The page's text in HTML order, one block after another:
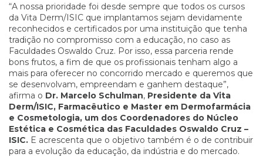
“A nossa prioridade foi desde sempre que todos os cursos
da Vita Derm/ISIC que implantamos sejam devidamente
reconhecidos e certificados por uma instituição que tenha
tradição no compromisso com a educação, no caso as
Faculdades Oswaldo Cruz. Por isso, essa parceria rende
bons frutos, a fim de que os profissionais tenham algo a
mais para oferecer no concorrido mercado e queremos que
se desenvolvam, empreendam e ganhem destaque”,
afirma o Dr. Marcelo Schulman, Presidente da Vita
Derm/ISIC, Farmacêutico e Master em Dermofarmácia
e Cosmetologia, um dos Coordenadores do Núcleo
Estética e Cosmética das Faculdades Oswaldo Cruz –
ISIC. E acrescenta que o objetivo também é o de contribuir
para a evolução da educação, da indústria e do mercado.